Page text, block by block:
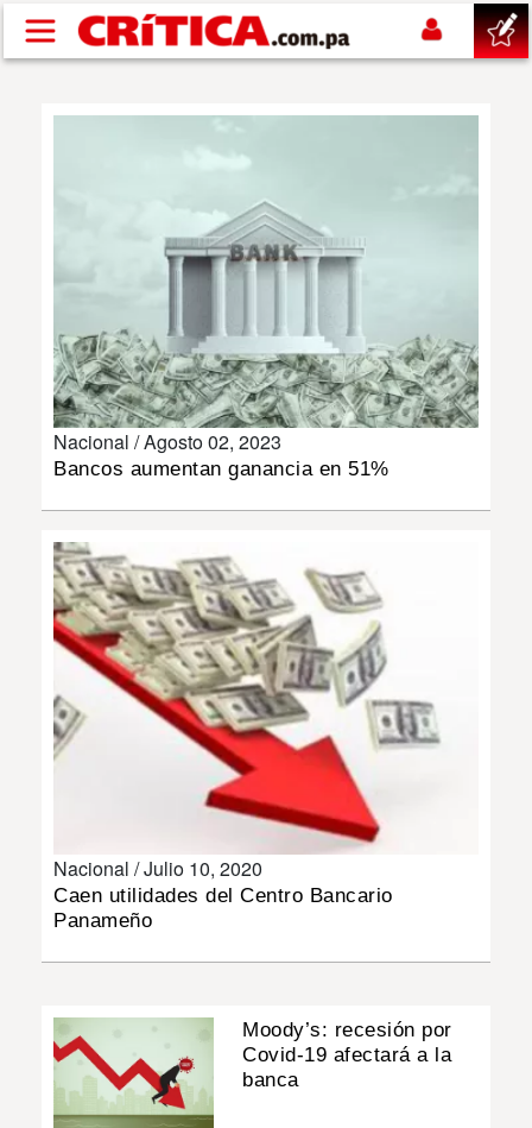
Pasar al contenido principal
SHOW
DEPORTES
MUNDO
INSÓLITAS
MULTIMEDIA
IMPRESO
Nacional /Agosto 02, 2023
Bancos aumentan ganancia en 51%
Nacional /Julio 10, 2020
Caen utilidades del Centro Bancario
Panameño
Moody’s: recesión por
Covid-19 afectará a la
banca